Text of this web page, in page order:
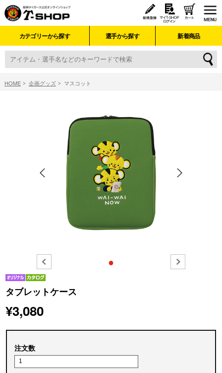
カテゴリーから探す 選手から探す 新着商品
HOME 企画グッズ マスコット
●
タブレットケース
¥3,080
注文数